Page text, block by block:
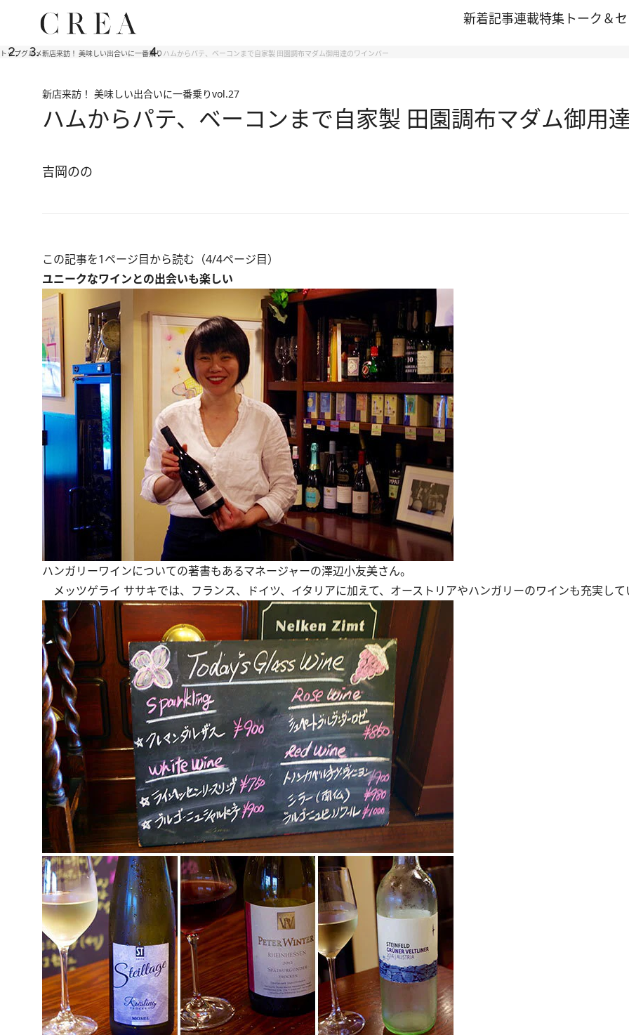
新着記事連載特集 トーク＆
トップグルメ新店来訪！ 美味しい出合いに一番乗り ハムからパテ、ベーコンまで自家製 田園調布マダム御用達のワインバー
新店来訪！ 美味しい出合いに一番乗りvol.27
ハムからパテ、ベーコンまで自家製 田園調布マダム御用
吉岡のの
この記事を1ページ目から読む（4/4ページ目）
ユニークなワインとの出会いも楽しい
ハンガリーワインについての著書もあるマネージャーの澤辺小友美さん。
メッツゲライ ササキでは、フランス、ドイツ、イタリアに加えて、オーストリアやハンガリーのワインも充実して